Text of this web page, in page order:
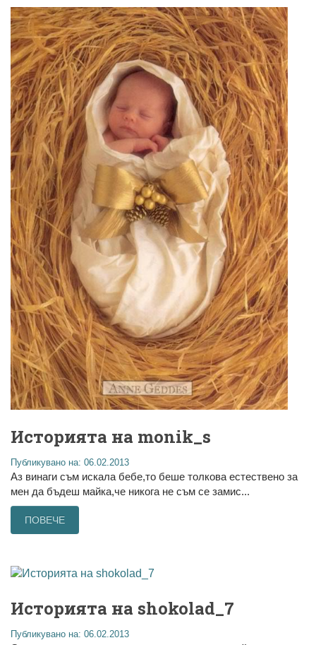
Историята на monik_s
Публикувано на: 06.02.2013
Аз винаги съм искала бебе,то беше толкова естествено за
мен да бъдеш майка,че никога не съм се замис...
ПОВЕЧЕ
Историята на shokolad_7
Публикувано на: 06.02.2013